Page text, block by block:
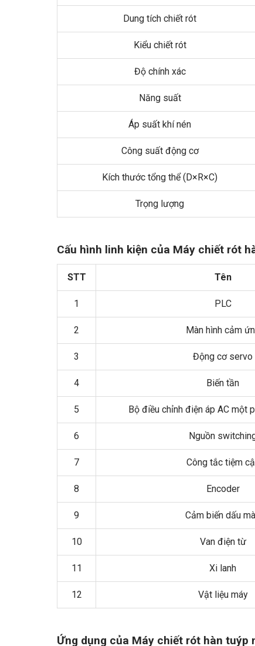
Dung tích chiết rót
Kiểu chiết rót
Độ chính xác
Năng suất
Áp suất khí nén
Công suất động cơ
Kích thước tổng thể (D×R×C)
Trọng lượng
Cấu hình linh kiện của Máy chiết rót
STT Tên
1 PLC
2 Màn hình cảm
3 Động cơ servo
4 Biến tần
5 Bộ điều chỉnh điện áp AC một
6 Nguồn
7 Công tắc tiệm
8 Encoder
9 Cảm biến dấu
10 Van điện từ
11 Xi lanh
12 Vật liệu máy
Ứng dụng của Máy chiết rót hàn tuýp